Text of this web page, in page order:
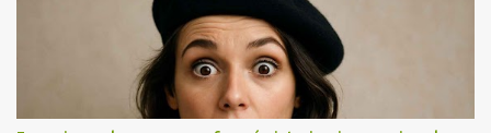
comprensión y hace que aprendas vocabulario nuevo sin
frustrarte. Además, combina la lectura con una app de diccionario
para guardar palabras nuevas y repasarlas después. Project
Gutenberg Project Gutenberg es la mayor biblioteca de libros
gratuitos en inglés. Todos los títulos son de dominio público y se